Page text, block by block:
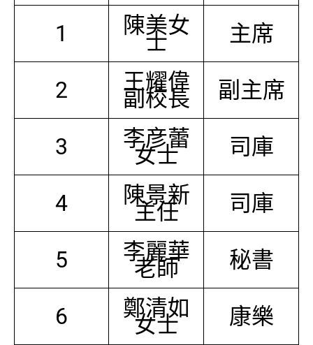
1
陳美女
士 主席
2 王耀偉
副校長 副主席
3 李彦蕾
女士 司庫
4 陳景新
主任 司庫
5 李麗華
老師 秘書
6 鄭清如
女士 康樂